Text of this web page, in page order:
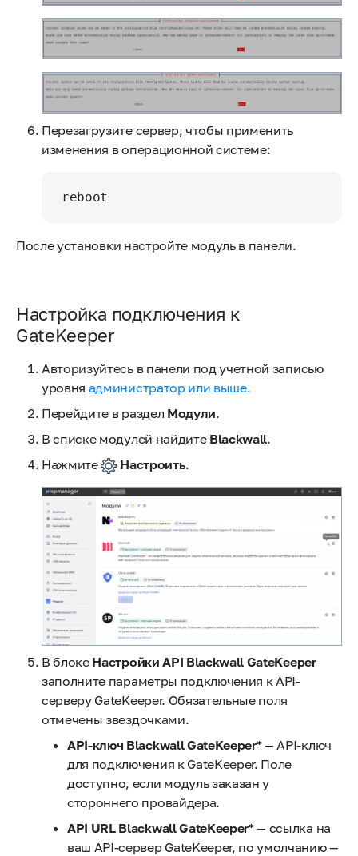
Перезагрузите сервер, чтобы применить
изменения в операционной системе:
reboot
После установки настройте модуль в панели.
Настройка подключения к
GateKeeper
Авторизуйтесь в панели под учетной записью
уровня администратор или выше.
Перейдите в раздел Модули.
В списке модулей найдите Blackwall.
Нажмите
Настроить.
В блоке Настройки API Blackwall GateKeeper
заполните параметры подключения к API-
серверу GateKeeper. Обязательные поля
отмечены звездочками.
API-ключ Blackwall GateKeeper*— API-ключ
для подключения к GateKeeper. Поле
доступно, если модуль заказан у
стороннего провайдера.
API URL Blackwall GateKeeper*— ссылка на
ваш API-сервер GateKeeper, по умолчанию —